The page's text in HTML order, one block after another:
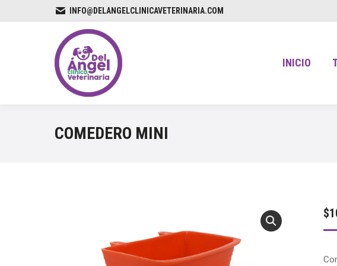
INFO@DELANGELCLINICAVETERINARIA.COM
INICIO
COMEDERO MINI
$